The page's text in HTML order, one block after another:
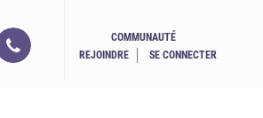
COMMUNAUTÉ
REJOINDRE
SE CONNECTER